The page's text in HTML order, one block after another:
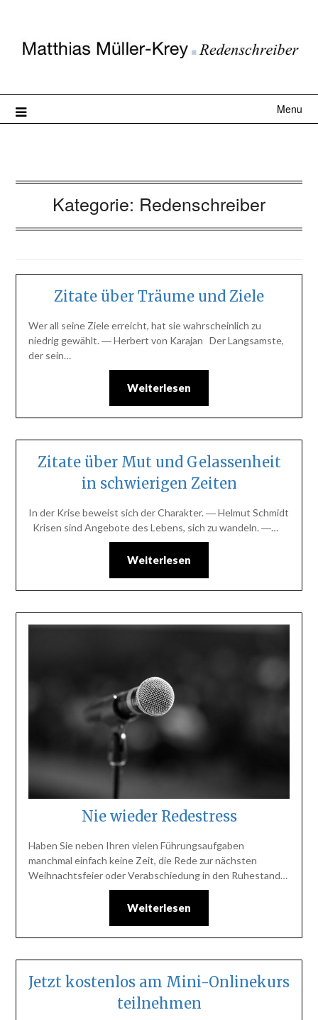
Menu
Kategorie: Redenschreiber
Zitate über Träume und Ziele
Wer all seine Ziele erreicht, hat sie wahrscheinlich zu
niedrig gewählt. ― Herbert von Karajan Der Langsamste,
der sein…
Weiterlesen
Zitate über Mut und Gelassenheit
in schwierigen Zeiten
In der Krise beweist sich der Charakter. ― Helmut Schmidt
Krisen sind Angebote des Lebens, sich zu wandeln. ―…
Weiterlesen
Nie wieder Redestress
Haben Sie neben Ihren vielen Führungsaufgaben
manchmal einfach keine Zeit, die Rede zur nächsten
Weihnachtsfeier oder Verabschiedung in den Ruhestand…
Weiterlesen
Jetzt kostenlos am Mini-Onlinekurs
teilnehmen